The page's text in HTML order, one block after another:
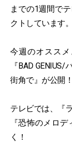
までの1週間で
クトしています。
今週のオスス
『BAD
街角で』が公開！
テレビでは、『
『恐怖のメロ
く！